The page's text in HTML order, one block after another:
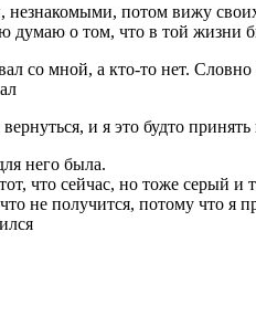
незнакомыми, потом вижу
думаю о том, что в той жизни
со мной, а кто-то нет.
и я это будто
него была.
что сейчас, но тоже серый и
не получится, потому что